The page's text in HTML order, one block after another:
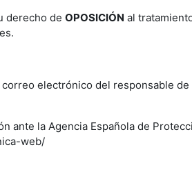
derecho de OPOSICIÓN al
electrónico del responsable
ante la Agencia Española de
web/